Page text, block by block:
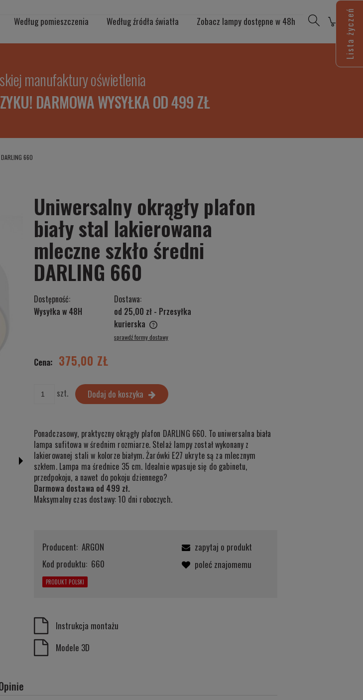
Według pomieszczenia Według źródła światła Zobacz lampy dostępne w 48h
manufaktury oświetlenia
DARMOWA WYSYŁKA OD 499 ZŁ
660
Uniwersalny okrągły plafon
biały stal lakierowana
mleczne szkło średni
DARLING 660
Dostępność:
Wysyłka w 48H
Dostawa:
od 25,00 zł - Przesyłka
kurierska
płatności
sprawdź formy dostawy
Cena: 375,00 ZŁ
szt. Dodaj do koszyka
Ponadczasowy, praktyczny okrągły plafon DARLING 660. To uniwersalna biała
lampa sufitowa w średnim rozmiarze. Stelaż lampy został wykonany z
lakierowanej stali w kolorze białym. Żarówki E27 ukryte są za mlecznym
szkłem. Lampa ma średnice 35 cm. Idealnie wpasuje się do gabinetu,
przedpokoju, a nawet do pokoju dziennego?
Darmowa dostawa od 499 zł.
Maksymalny czas dostawy: 10 dni roboczych.
Producent: ARGON
Kod produktu: 660
PRODUKT POLSKI
zapytaj o produkt
poleć znajomemu
Instrukcja montażu
Modele 3D
Lista życzeń